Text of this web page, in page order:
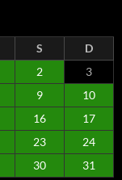
S
D
2
3
9
10
16
17
23
24
30
31